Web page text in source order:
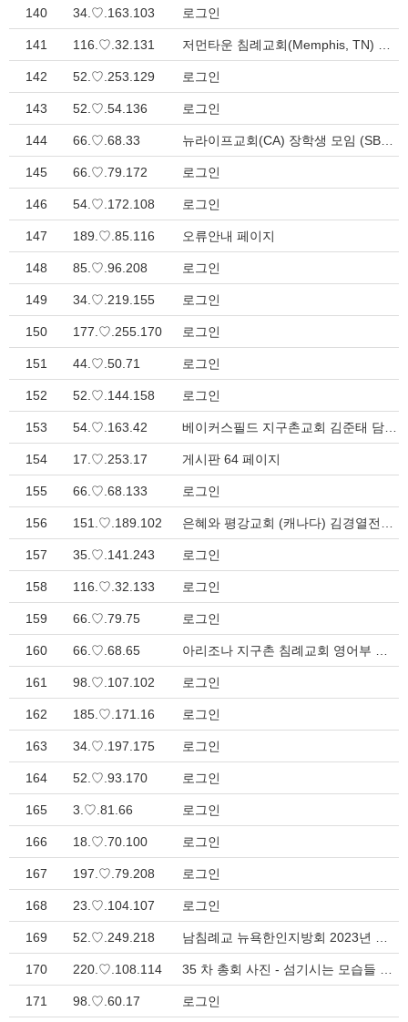
140 34.♡.163.103 로그인
141 116.♡.32.131
142 52.♡.253.129 로그인
143 52.♡.54.136 로그인
144 66.♡.68.33
145 66.♡.79.172 로그인
146 54.♡.172.108 로그인
147 189.♡.85.116 오류안내 페이지
148 85.♡.96.208 로그인
149 34.♡.219.155 로그인
150 177.♡.255.170 로그인
151 44.♡.50.71 로그인
152 52.♡.144.158 로그인
153 54.♡.163.42
154 17.♡.253.17 게시판 64 페이지
155 66.♡.68.133 로그인
156 151.♡.189.102
157 35.♡.141.243 로그인
158 116.♡.32.133 로그인
159 66.♡.79.75 로그인
160 66.♡.68.65
161 98.♡.107.102 로그인
162 185.♡.171.16 로그인
163 34.♡.197.175 로그인
164 52.♡.93.170 로그인
165 3.♡.81.66 로그인
166 18.♡.70.100 로그인
167 197.♡.79.208 로그인
168 23.♡.104.107 로그인
169 52.♡.249.218
170 220.♡.108.114
171 98.♡.60.17 로그인